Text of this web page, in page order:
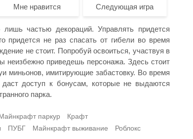
Мне нравится Следующая игра
частью декораций. Управлять придется
придется не раз спасать от гибели во время
не стоит. Попробуй освоиться, участвуя в
неизбежно приведешь персонажа. Здесь стоит
миньонов, имитирующие забастовку. Во время
доступ к бонусам, которые не выдаются
парка.
паркур
Крафт
ПУБГ Майнкрафт выживание
Роблокс